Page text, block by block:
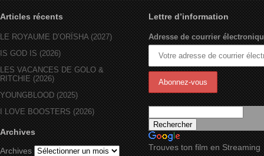
Articles récents
LE ROYAUME D’ORÏSHA (2027)
IS GOD IS (2026)
LES VACANCES DE GOLO &
RITCHIE (2026)
YOUNGBLOOD (2025)
I LOVE BOOSTERS (2026)
Archives
Archives
Lettre d’information
Adresse de courrier
Trouves ton film en Streaming